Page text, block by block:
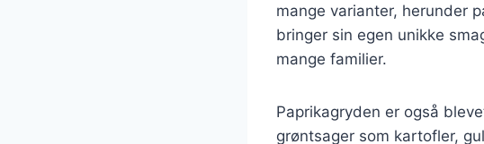
mange varianter, herunder
bringer sin egen unikke
mange familier.
Paprikagryden er også
grøntsager som kartofler,